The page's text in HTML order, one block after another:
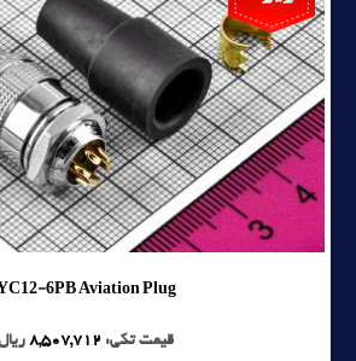
6PB Aviation Plug
قیمت تکی: 8,507,712